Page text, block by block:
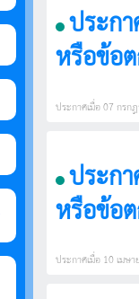
ประก
หรือข้อ
พ.ศ.
ประกาศเมื่อ 07 กรก
ประก
หรือข้อ
พ.ศ.
ประกาศเมื่อ 10 เมษ